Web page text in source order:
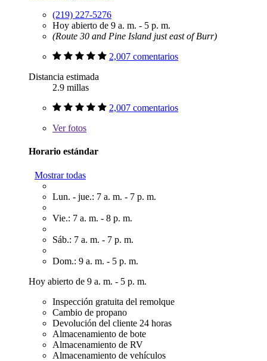
(219) 227-5276
Hoy abierto de 9 a. m. - 5 p. m.
(Route 30 and Pine Island just east of Burr)
2,007 comentarios
Distancia estimada
2.9 millas
2,007 comentarios
Verfotos
Horario estándar
Mostrar todas
Lun. - jue.: 7 a. m. - 7 p. m.
Vie.: 7 a. m. - 8 p. m.
Sáb.: 7 a. m. - 7 p. m.
Dom.: 9 a. m. - 5 p. m.
Hoy abierto de 9 a. m. - 5 p. m.
Inspección gratuita del remolque
Cambio de propano
Devolución del cliente 24 horas
Almacenamiento de bote
Almacenamiento de RV
Almacenamiento de vehículos